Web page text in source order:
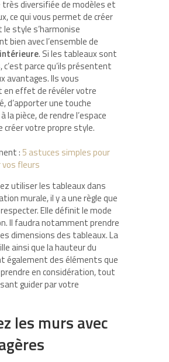
très diversifiée de modèles et
ce qui vous permet de créer
style s’harmonise
bien avec l’ensemble de
. Si les tableaux sont
c’est parce qu’ils présentent
avantages. Ils vous
effet de révéler votre
d’apporter une touche
la pièce, de rendre l’espace
créer votre propre style.
: 5 astuces simples pour
vos fleurs
utiliser les tableaux dans
murale, il y a une règle que
Elle définit le mode
Il faudra notamment prendre
dimensions des tableaux. La
ainsi que la hauteur du
également des éléments que
en considération, tout
guider par votre
les murs avec